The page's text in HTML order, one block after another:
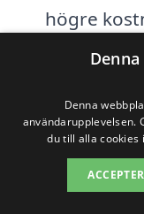
högre
och extra
uppfylla
Lagkrav
andra
projektet
Denna
användarupplevelsen.
du till alla cookies